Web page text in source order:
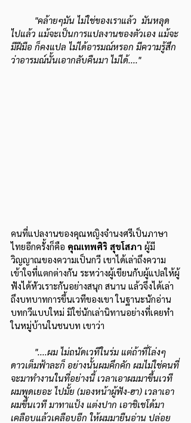
"คล้ายๆมัน ไม่ใช่ของเราแล้ว  มันหลุด
ไปแล้ว แม้จะเป็นการแปลงานของตัวเอง แม้จะ
มีฝีมือ ก็คงแปล ไม่ได้อารมณ์หรอก มีความรู้สึก
ว่าอารมณ์นั้นเอากลับคืนมา ไม่ได้...."
คนที่แปลงานของคุณหญิงจำนงศรีเป็นภาษา
ไทยอีกครั้งก็คือ คุณเทพศิริ สุขโสภา ผู้มี
วิญญาณของความเป็นกวี เขาได้เล่าถึงความ
เข้าใจที่แตกต่างกัน ระหว่างผู้เขียนกับผู้แปลให้ผู้
ฟังได้หัวเราะกันอย่างสนุก สนาน แล้วจึงได้เล่า
ถึงบทบาทการขึ้นเวทีของเขา ในฐานะนักอ่าน
บทกวีแบบใหม่ มิใช่นักเล่านิทานอย่างที่เคยทำ
ในหมู่บ้านในชนบท เขาว่า
"....ผม ไม่ถนัดเวทีในร่ม แต่ถ้าที่โล่งๆ
ดาวเต็มฟ้าละก็ อย่างนั้นผมคึกคัก ผมไม่ใช่คนที่
จะมาทำงานในที่อย่างนี้ เวลาเอาผมมาขึ้นเวที
ผมพูดเยอะ ไปมั้ย (มองหน้าผู้ฟัง-ฮา) เวลาเอา
ผมขึ้นเวที มาทาแป้ง แต่งปาก เอาชิเชโด้มา
เคลือบแล้วเคลือบอีก ให้ผมมายืนอ่าน ปล่อย